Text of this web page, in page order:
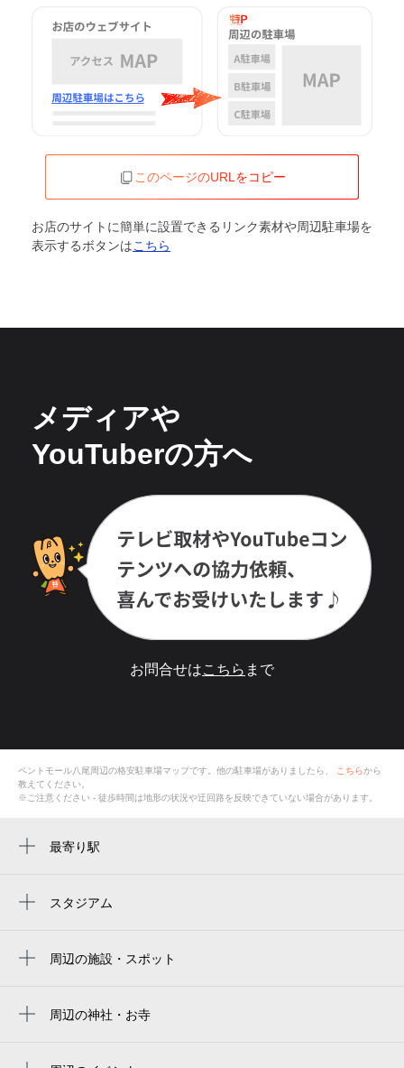
このページのURLをコピー
お店のサイトに簡単に設置できるリンク素材や周辺駐車場を
表示するボタンはこちら
メディアや
YouTuberの方へ
お問合せはこちら まで
ペントモール八尾 周辺の格安駐車場マップです。他の駐車場がありましたら、 こちらから
教えてください。
※ご注意ください - 徒歩時間は地形の状況や迂回路を反映できていない場合があります。
最寄り駅
久宝寺口駅スタジアム
周辺の施設・スポット
ボードゲームカフェ&ショップ inst
周辺の神社・お寺